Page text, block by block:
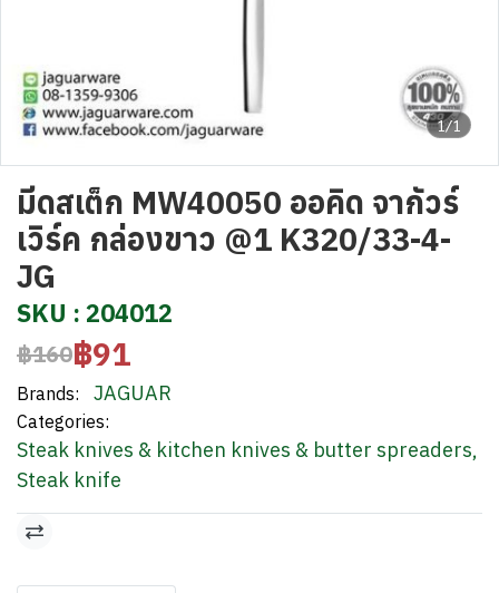
1/1
มีดสเต็ก MW40050 ออคิด จากัวร์
เวิร์ค กล่องขาว @1 K320/33-4-
JG
SKU : 204012
฿160฿91
Brands: JAGUAR
Categories:
Steak knives & kitchen knives & butter spreaders,
Steak knife